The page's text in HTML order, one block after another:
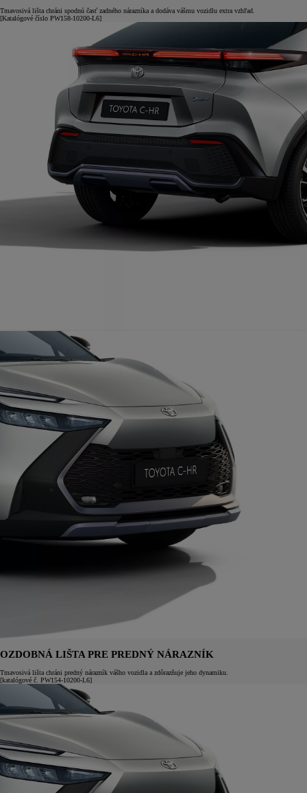
Tmavosivá lišta chráni spodnú časť zadného nárazníka a dodáva vášmu vozidlu extra vzhľad.
[Katalógové číslo PW158-10200-L6]
OZDOBNÁ LIŠTA PRE PREDNÝ NÁRAZNÍK
Tmavosivá lišta chráni predný nárazník vášho vozidla a zdôrazňuje jeho dynamiku.
[katalógové č. PW154-10200-L6]